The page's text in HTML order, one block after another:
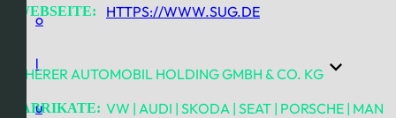
o
l
u
WEBSEITE: HTTPS://WWW.SUG.DE
SCHERER AUTOMOBIL HOLDING GMBH & CO. KG
FABRIKATE: VW | AUDI | SKODA | SEAT | PORSCHE | MAN